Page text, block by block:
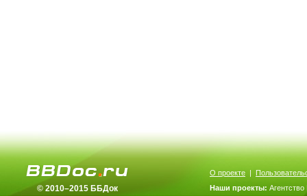
© 2010–2015 ББДок
О проекте |
Наши проекты: